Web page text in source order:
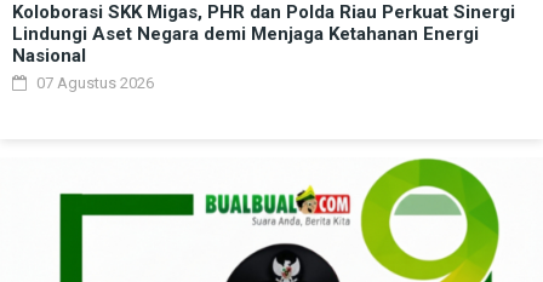
Koloborasi SKK Migas, PHR dan Polda Riau Perkuat Sinergi
Lindungi Aset Negara demi Menjaga Ketahanan Energi
Nasional
07 Agustus 2026